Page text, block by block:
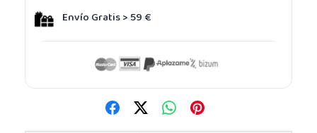
Envío Gratis > 59 €